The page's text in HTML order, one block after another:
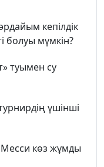
кепілдік
болуы мүмкін?
туымен су
үшінші
Месси көз жұмды